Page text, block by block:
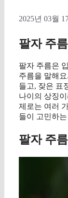
2025년 03월
팔자 주
팔자 주름은
주름을 말해
들고, 잦은 표
나이의 상징
제로는 여러
들이 고민하
팔자 주